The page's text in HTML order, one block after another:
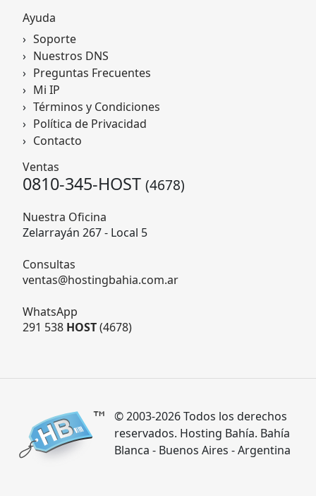
Ayuda
Soporte
Nuestros DNS
Preguntas Frecuentes
Mi IP
Términos y Condiciones
Política de Privacidad
Contacto
Ventas
0810-345-HOST (4678)
Nuestra Oficina
Zelarrayán 267 - Local 5
Consultas
ventas@hostingbahia.com.ar
WhatsApp
291 538 HOST(4678)
© 2003-2026 Todos los derechos
reservados. Hosting Bahía. Bahía
Blanca - Buenos Aires - Argentina